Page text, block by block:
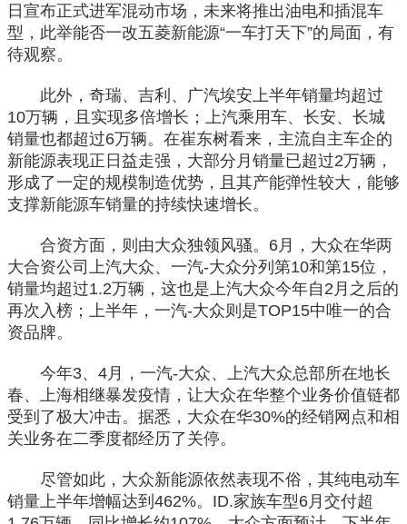
日宣布正式进军混动市场，未来将推出油电和插混车
型，此举能否一改五菱新能源“一车打天下”的局面，有
待观察。
此外，奇瑞、吉利、广汽埃安上半年销量均超过
10万辆，且实现多倍增长；上汽乘用车、长安、长城
销量也都超过6万辆。在崔东树看来，主流自主车企的
新能源表现正日益走强，大部分月销量已超过2万辆，
形成了一定的规模制造优势，且其产能弹性较大，能够
支撑新能源车销量的持续快速增长。
合资方面，则由大众独领风骚。6月，大众在华两
大合资公司上汽大众、一汽-大众分列第10和第15位，
销量均超过1.2万辆，这也是上汽大众今年自2月之后的
再次入榜；上半年，一汽-大众则是TOP15中唯一的合
资品牌。
今年3、4月，一汽-大众、上汽大众总部所在地长
春、上海相继暴发疫情，让大众在华整个业务价值链都
受到了极大冲击。据悉，大众在华30%的经销网点和相
关业务在二季度都经历了关停。
尽管如此，大众新能源依然表现不俗，其纯电动车
销量上半年增幅达到462%。ID.家族车型6月交付超